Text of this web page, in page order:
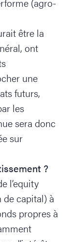
être la
ont
une
futurs,
les
sera donc
sur
?
l’equity
capital) à
propres à